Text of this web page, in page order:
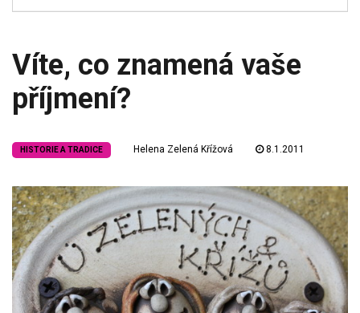
Víte, co znamená vaše
příjmení?
HISTORIE A TRADICE Helena Zelená Křížová 8.1.2011